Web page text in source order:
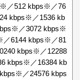
／512 kbps※／76
kbps※／1536 kb
／3072 kbps※
／6144 kbps※／81
kbps※／12288
kbps※／16384 kb
／24576 kbps